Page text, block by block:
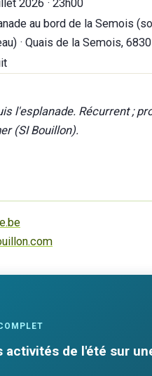
2026 · 23h00
au bord de la Semois
· Quais de la Semois,
l'esplanade. Récurrent ;
(SI Bouillon).
activités de l'été sur